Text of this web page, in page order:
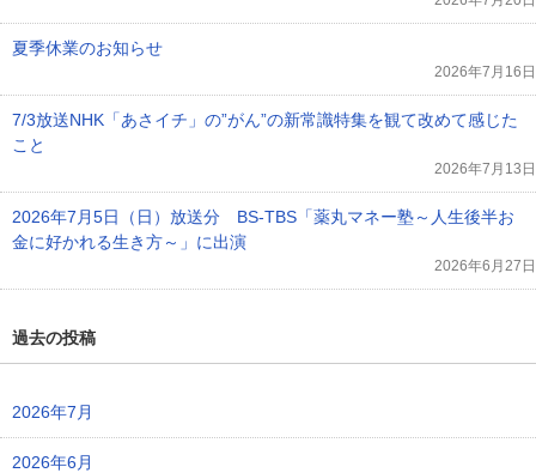
夏季休業のお知らせ
2026年7月16日
7/3放送NHK「あさイチ」の”がん”の新常識特集を観て改めて感じた
こと
2026年7月13日
2026年7月5日（日）放送分 BS-TBS「薬丸マネー塾～人生後半お
金に好かれる生き方～」に出演
2026年6月27日
過去の投稿
2026年7月
2026年6月